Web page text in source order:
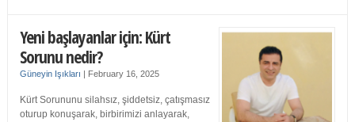
Yeni başlayanlar için: Kürt
Sorunu nedir?
Güneyin Işıkları | February 16, 2025
Kürt Sorununu silahsız, şiddetsiz, çatışmasız
oturup konuşarak, birbirimizi anlayarak,